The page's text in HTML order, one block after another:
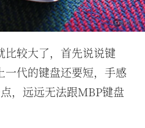
比较大了，首先说说键
代的键盘还要短，手感
，远远无法跟MBP键盘